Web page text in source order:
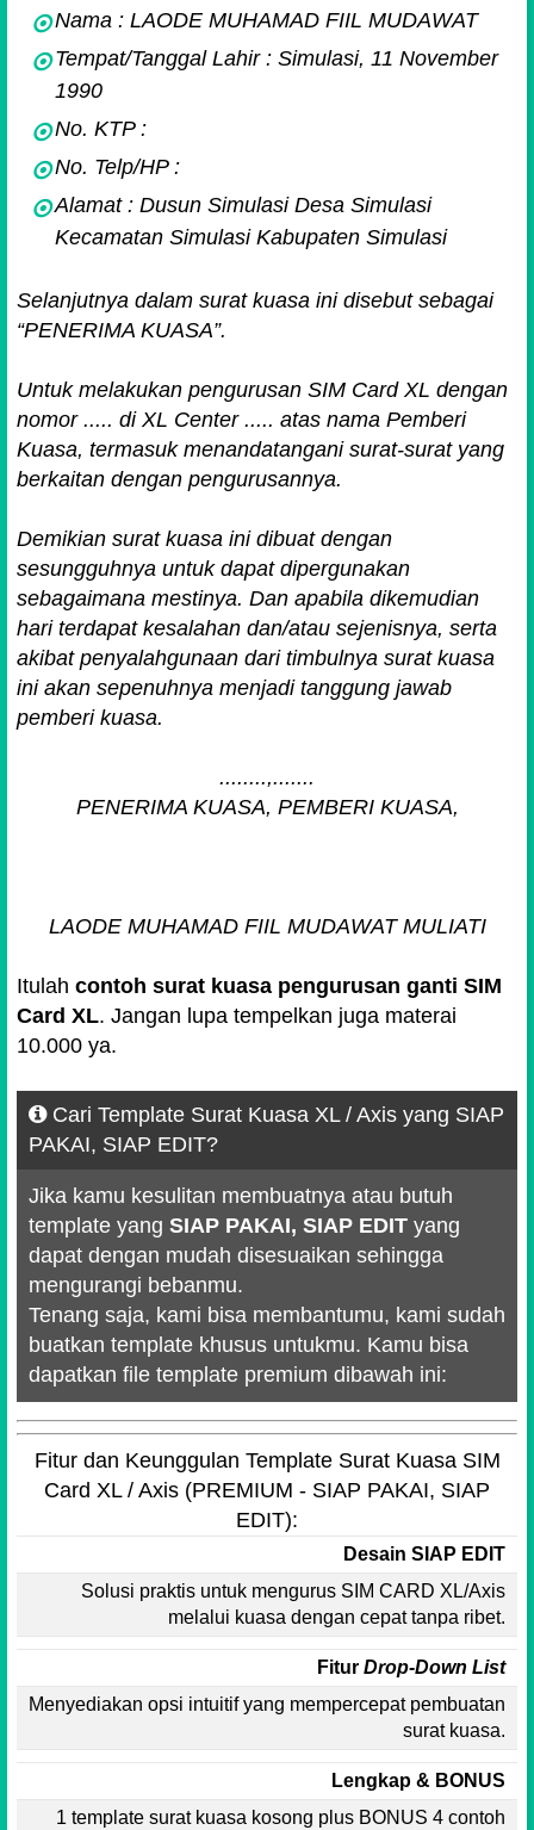
Nama : LAODE MUHAMAD FIIL MUDAWAT
Tempat/Tanggal Lahir : Simulasi, 11 November
1990
No. KTP :
No. Telp/HP :
Alamat : Dusun Simulasi Desa Simulasi
Kecamatan Simulasi Kabupaten Simulasi
Selanjutnya dalam surat kuasa ini disebut sebagai
“PENERIMA KUASA”.
Untuk melakukan pengurusan SIM Card XL dengan
nomor ..... di XL Center ..... atas nama Pemberi
Kuasa, termasuk menandatangani surat-surat yang
berkaitan dengan pengurusannya.
Demikian surat kuasa ini dibuat dengan
sesungguhnya untuk dapat dipergunakan
sebagaimana mestinya. Dan apabila dikemudian
hari terdapat kesalahan dan/atau sejenisnya, serta
akibat penyalahgunaan dari timbulnya surat kuasa
ini akan sepenuhnya menjadi tanggung jawab
pemberi kuasa.
........,.......
PENERIMA KUASA, PEMBERI KUASA,
LAODE MUHAMAD FIIL MUDAWAT MULIATI
Itulah contoh surat kuasa pengurusan ganti SIM
Card XL. Jangan lupa tempelkan juga materai
10.000 ya.
Cari Template Surat Kuasa XL / Axis yang SIAP
PAKAI, SIAP EDIT?
Jika kamu kesulitan membuatnya atau butuh
template yang SIAP PAKAI, SIAP EDIT yang
dapat dengan mudah disesuaikan sehingga
mengurangi bebanmu.
Tenang saja, kami bisa membantumu, kami sudah
buatkan template khusus untukmu. Kamu bisa
dapatkan file template premium dibawah ini:
Fitur dan Keunggulan Template Surat Kuasa SIM
Card XL / Axis (PREMIUM - SIAP PAKAI, SIAP
EDIT):
Desain SIAP EDIT
Solusi praktis untuk mengurus SIM CARD XL/Axis
melalui kuasa dengan cepat tanpa ribet.
Fitur Drop-Down List
Menyediakan opsi intuitif yang mempercepat pembuatan
surat kuasa.
Lengkap & BONUS
1 template surat kuasa kosong plus BONUS 4 contoh